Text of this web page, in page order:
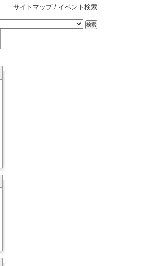
サイトマップ/ イベント検索